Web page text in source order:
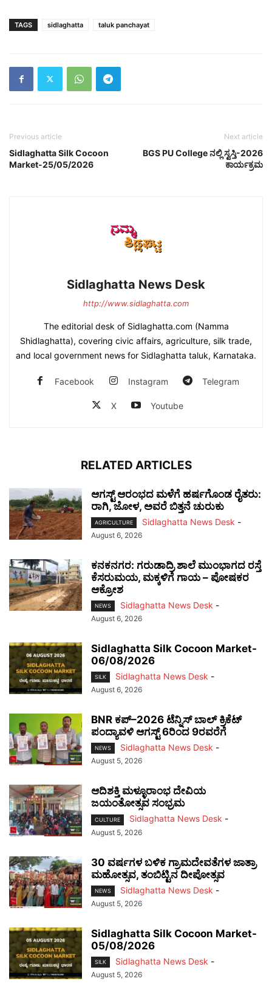
TAGS sidlaghatta taluk panchayat
Previous article
Sidlaghatta Silk Cocoon
Market-25/05/2026
Next article
BGS PU College ನಲ್ಲಿ ಸ್ವಸ್ತಿ-2026
ಕಾರ್ಯಕ್ರಮ
Sidlaghatta News Desk
http://www.sidlaghatta.com
The editorial desk of Sidlaghatta.com (Namma
Shidlaghatta), covering civic affairs, agriculture, silk trade,
and local government news for Sidlaghatta taluk, Karnataka.
Facebook Instagram Telegram
X Youtube
RELATED ARTICLES
ಆಗಸ್ಟ್ ಆರಂಭದ ಮಳೆಗೆ ಹರ್ಷಗೊಂಡ ರೈತರು:
ರಾಗಿ, ಜೋಳ, ಅವರೆ ಬಿತ್ತನೆ ಚುರುಕು
AGRICULTURE Sidlaghatta News Desk -
August 6, 2026
ಕನಕನಗರ: ಗರುಡಾದ್ರಿ ಶಾಲೆ ಮುಂಭಾಗದ ರಸ್ತೆ
ಕೆಸರುಮಯ, ಮಕ್ಕಳಿಗೆ ಗಾಯ – ಪೋಷಕರ
ಆಕ್ರೋಶ
NEWS Sidlaghatta News Desk -
August 6, 2026
Sidlaghatta Silk Cocoon Market-
06/08/2026
SILK Sidlaghatta News Desk -
August 6, 2026
BNR ಕಪ್–2026 ಟೆನ್ನಿಸ್ ಬಾಲ್ ಕ್ರಿಕೆಟ್
ಪಂದ್ಯಾವಳಿ ಆಗಸ್ಟ್ 6ರಿಂದ 9ರವರೆಗೆ
NEWS Sidlaghatta News Desk -
August 5, 2026
ಆದಿಶಕ್ತಿ ಮಳ್ಳೂರಾಂಭ ದೇವಿಯ
ಜಯಂತೋತ್ಸವ ಸಂಭ್ರಮ
CULTURE Sidlaghatta News Desk -
August 5, 2026
30 ವರ್ಷಗಳ ಬಳಿಕ ಗ್ರಾಮದೇವತೆಗಳ ಜಾತ್ರಾ
ಮಹೋತ್ಸವ, ತಂಬಿಟ್ಟಿನ ದೀಪೋತ್ಸವ
NEWS Sidlaghatta News Desk -
August 5, 2026
Sidlaghatta Silk Cocoon Market-
05/08/2026
SILK Sidlaghatta News Desk -
August 5, 2026